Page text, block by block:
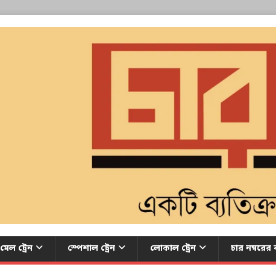
মেল ট্রেন স্পেশাল ট্রেন লোকাল ট্রেন চার নম্বরের